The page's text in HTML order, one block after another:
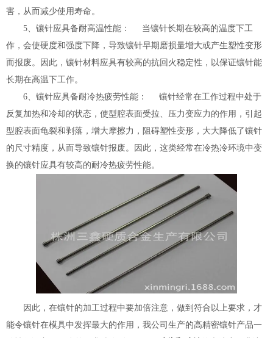
害，从而减少使用寿命。
5、镶针应具备耐高温性能： 当镶针长期在较高的温度下工
作，会使硬度和强度下降，导致镶针早期磨损量增大或产生塑性变形
而报废。因此，镶针材料应具有较高的抗回火稳定性，以保证镶针能
长期在高温下工作。
6、镶针应具备耐冷热疲劳性能： 镶针经常在工作过程中处于
反复加热和冷却的状态，使型腔表面受拉、压力变应力的作用，引起
型腔表面龟裂和剥落，增大摩擦力，阻碍塑性变形，大大降低了镶针
的尺寸精度，从而导致镶针报废。因此，这类经常在冷热冷环境中变
换的镶针应具有较高的耐冷热疲劳性能。
因此，在镶针的加工过程中要加倍注意，做到符合以上要求，才
能令镶针在模具中发挥最大的作用，我公司生产的高精密镶针产品一